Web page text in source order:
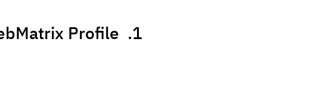
1. Microsoft WebMatrix Profile